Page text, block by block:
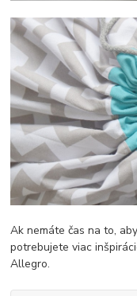
Ak nemáte čas na to,
potrebujete viac
Allegro.